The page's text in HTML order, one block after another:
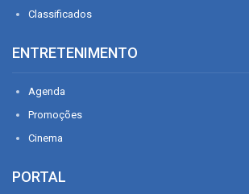
Classificados
ENTRETENIMENTO
Agenda
Promoções
Cinema
PORTAL